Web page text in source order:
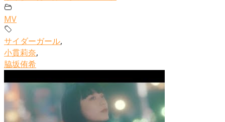
MV
サイダーガール,
小貫莉奈,
脇坂侑希